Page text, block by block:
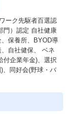
ーク先駆者百選認
門）認定 自社健康
保養所、BYOD導
自社健保、 ベネ
付企業年金)、選択
、同好会(野球・バ